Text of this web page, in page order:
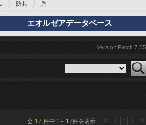
防具 盾
エオルゼアデータベース
Version:Patch 7.55
全 17 件中 1 ～ 17件を表示 1